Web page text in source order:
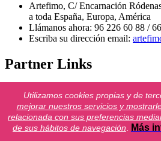
Artefimo, C/ Encarnación
a toda España, Europa, América
Llámanos ahora: 96 226 60 88 /
Escriba su dirección email:
Utilizamos cookies propias y de
mejorar nuestros servicios y
relacionada con sus preferencias
de sus hábitos de navegación
Más
Partner Links
Colok178
toto macau hari ini
bandar togel online
neilyoungharvesttime.com